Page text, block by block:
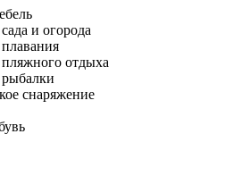
и огорода
отдыха
снаряжение